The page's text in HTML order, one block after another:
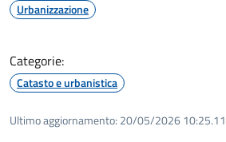
Urbanizzazione
Categorie:
Catasto e urbanistica
Ultimo aggiornamento: 20/05/2026 10:25.11